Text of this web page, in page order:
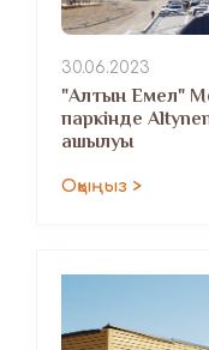
30.06.2023
"Алтын Емел"
паркінде
ашылуы
Оқыңыз >